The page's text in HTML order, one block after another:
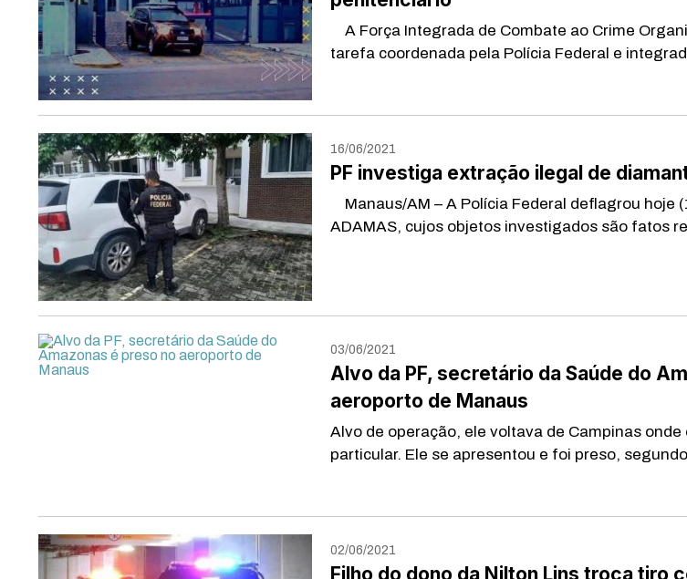
A Força Integrada de Combate ao Crime
tarefa coordenada pela Polícia Federal e
16/06/2021
PF investiga extração ilegal de
Manaus/AM – A Polícia Federal deflagrou hoje
ADAMAS, cujos objetos investigados são fatos
03/06/2021
Alvo da PF, secretário da Saúde do
aeroporto de Manaus
Alvo de operação, ele voltava de Campinas
particular. Ele se apresentou e foi preso,
02/06/2021
Filho do dono da Nilton Lins troca tiro